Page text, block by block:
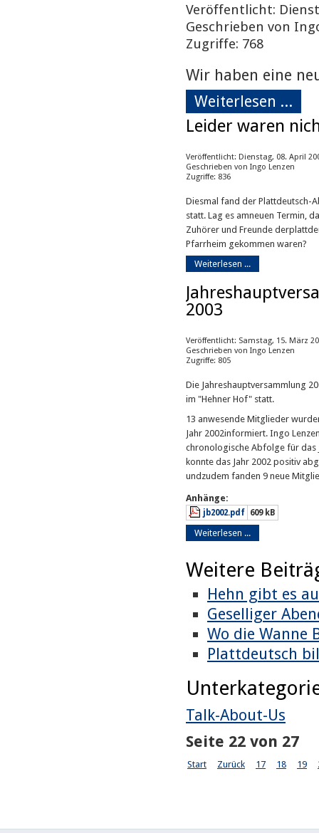
Veröffentlicht:
Geschrieben von
Zugriffe: 768
Wir haben eine
Weiterlesen ...
Leider waren
Veröffentlicht: Dienstag, 08. April
Geschrieben von Ingo Lenzen
Zugriffe: 836
Diesmal fand der Plattdeutsch-
statt. Lag es amneuen Termin,
Zuhörer und Freunde
Pfarrheim gekommen waren?
Weiterlesen ...
2003
Veröffentlicht: Samstag, 15. März
Geschrieben von Ingo Lenzen
Zugriffe: 805
Die Jahreshauptversammlung
im "Hehner Hof" statt.
13 anwesende Mitglieder
Jahr 2002informiert. Ingo
chronologische Abfolge für das
konnte das Jahr 2002 positiv
undzudem fanden 9 neue
Anhänge:
jb2002.pdf 609 kB
Weiterlesen ...
Weitere
Hehn gibt es
Geselliger
Wo die Wanne
Plattdeutsch
Talk-About-Us
Seite 22 von 27
Start Zurück 17 18 19